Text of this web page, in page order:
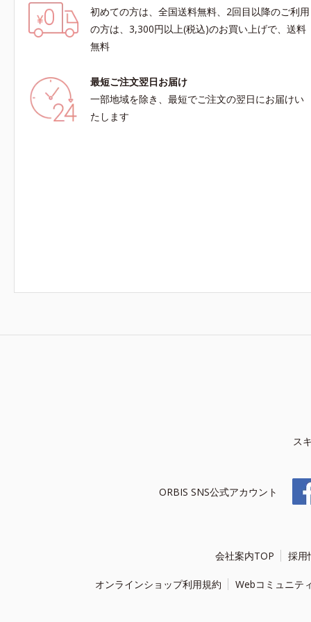
初めての方は、全国送料無料、2回目以降のご利用
の方は、3,300円以上(税込)のお買い上げで、送料
無料
最短ご注文翌日お届け
一部地域を除き、最短でご注文の翌日にお届けい
たします
ス
ORBIS SNS公式アカウント
会社案内TOP 採用
オンラインショップ利用規約 Webコミュニテ